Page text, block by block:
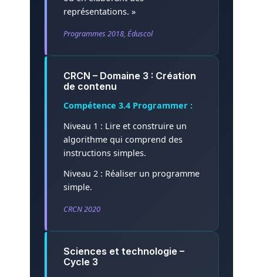
représentations. »
Programmes 2018, Éduscol
CRCN – Domaine 3 : Création
de contenu
Compétence 3.4 Programmer :
Niveau 1 : Lire et construire un
algorithme qui comprend des
instructions simples.
Niveau 2 : Réaliser un programme
simple.
CRCN 2020
Sciences et technologie –
Cycle 3